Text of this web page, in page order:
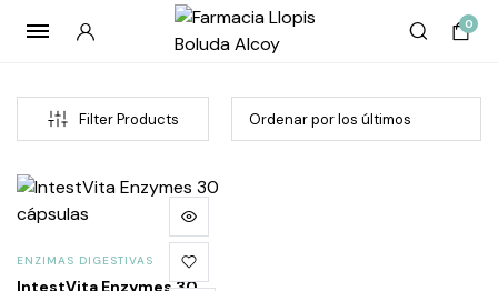
0
Filter Products
ENZIMAS DIGESTIVAS
IntestVita Enzymes 30